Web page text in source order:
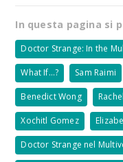
In questa pagina si
Doctor Strange: In the
What If…? Sam Raimi
Benedict Wong
Xochitl Gomez
Doctor Strange nel